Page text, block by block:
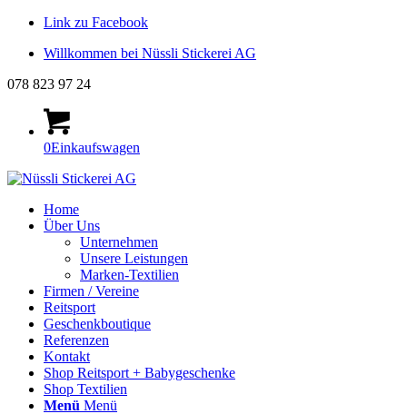
Link zu Facebook
Willkommen bei Nüssli Stickerei AG
078 823 97 24
0Einkaufswagen
Home
Über Uns
Unternehmen
Unsere Leistungen
Marken-Textilien
Firmen / Vereine
Reitsport
Geschenkboutique
Referenzen
Kontakt
Shop Reitsport + Babygeschenke
Shop Textilien
Menü Menü